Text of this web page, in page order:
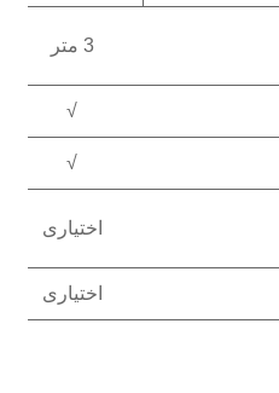
3 متر
√
√
اختیاری
اختیاری